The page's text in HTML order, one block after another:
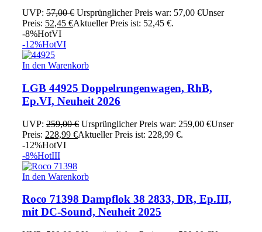
UVP: 57,00€ Ursprünglicher Preis war: 57,00 €Unser
Preis: 52,45 €Aktueller Preis ist: 52,45 €.
-8%HotVI
-12%HotVI
In den Warenkorb
LGB 44925 Doppelrungenwagen, RhB,
Ep.VI, Neuheit 2026
UVP: 259,00€ Ursprünglicher Preis war: 259,00 €Unser
Preis: 228,99 €Aktueller Preis ist: 228,99 €.
-12%HotVI
-8%HotIII
In den Warenkorb
Roco 71398 Dampflok 38 2833, DR, Ep.III,
mit DC-Sound, Neuheit 2025